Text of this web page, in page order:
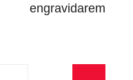
engravidarem